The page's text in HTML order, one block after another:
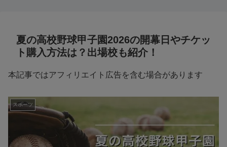
夏の高校野球甲子園2026の開幕日やチケッ
ト購入方法は？出場校も紹介！
本記事ではアフィリエイト広告を含む場合があります
スポーツ